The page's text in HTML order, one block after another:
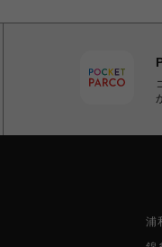
浦